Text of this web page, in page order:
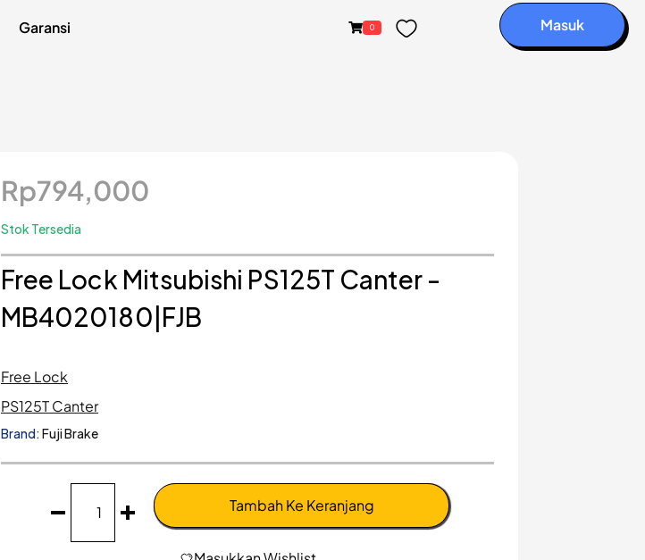
Garansi 0 Masuk
Rp794,000
Stok Tersedia
Free Lock Mitsubishi PS125T Canter -
MB4020180|FJB
Free Lock
PS125T Canter
Brand: Fuji Brake
Free
Mitsubishi
Tambah Ke Keranjang